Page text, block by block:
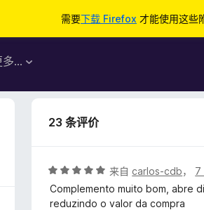
需要下载 Firefox 才能使用这些
多…
23 条评价
评
分
5
来自 carlos-cdb， 7
Complemento muito bom, abre
reduzindo o valor da compra